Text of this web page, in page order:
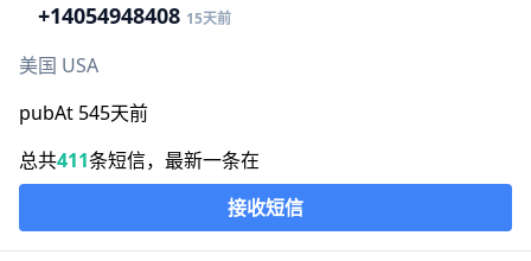
+14054948408 15天前
美国 USA
pubAt 545天前
总共411条短信，最新一条在
接收短信